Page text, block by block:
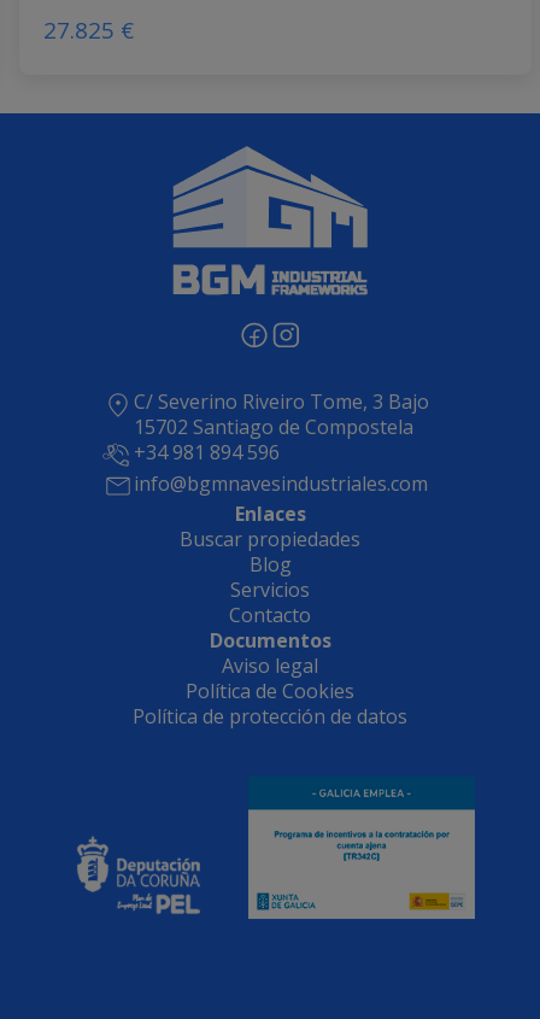
27.825 €
C/ Severino Riveiro Tome, 3 Bajo
15702 Santiago de Compostela
+34 981 894 596
info@bgmnavesindustriales.com
Enlaces
Buscar propiedades
Blog
Servicios
Contacto
Documentos
Aviso legal
Política de Cookies
Política de protección de datos